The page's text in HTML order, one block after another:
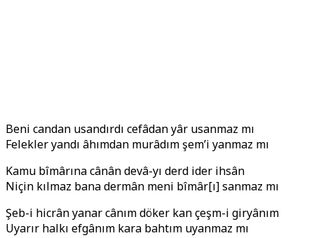
Beni candan usandırdı cefâdan yâr usanmaz mı
Felekler yandı âhımdan murâdım şem’i yanmaz mı
Kamu bîmârına cânân devâ-yı derd ider ihsân
Niçin kılmaz bana dermân meni bîmâr[ı] sanmaz mı
Şeb-i hicrân yanar cânım döker kan çeşm-i giryânım
Uyarır halkı efgânım kara bahtım uyanmaz mı